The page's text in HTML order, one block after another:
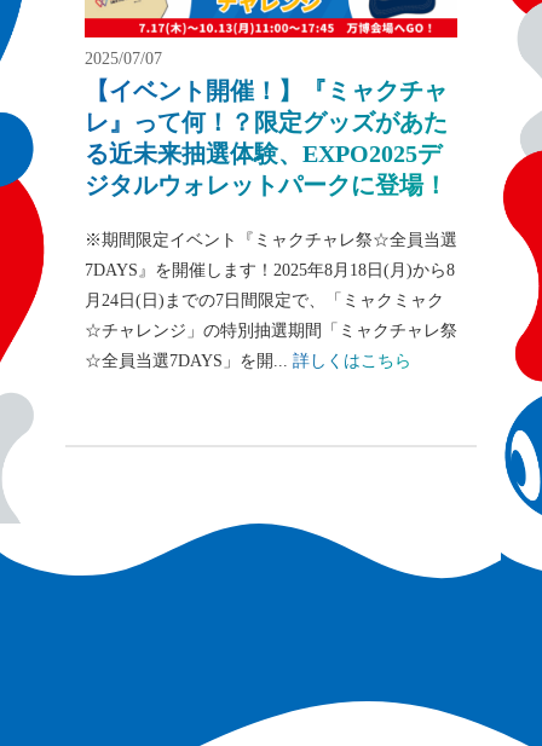
2025/07/07
【イベント開催！】『ミャクチャ
レ』って何！？限定グッズがあた
る近未来抽選体験、EXPO2025デ
ジタルウォレットパークに登場！
※期間限定イベント『ミャクチャレ祭☆全員当選
7DAYS』を開催します！2025年8月18日(月)から8
月24日(日)までの7日間限定で、「ミャクミャク
☆チャレンジ」の特別抽選期間「ミャクチャレ祭
☆全員当選7DAYS」を開... 詳しくはこちら